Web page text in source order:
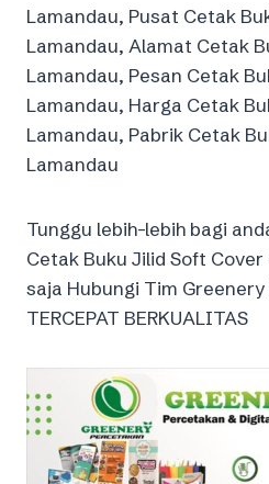
Lamandau, Pusat Cetak
Lamandau, Alamat Cetak
Lamandau, Pesan Cetak
Lamandau, Harga Cetak
Lamandau, Pabrik Cetak
Lamandau
Tunggu lebih-lebih bagi
Cetak Buku Jilid Soft
saja Hubungi Tim
TERCEPAT BERKUALITAS